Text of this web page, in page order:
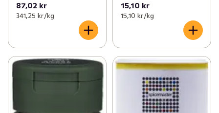
87,02 kr
341,25 kr /kg
15,10 kr
15,10 kr /kg